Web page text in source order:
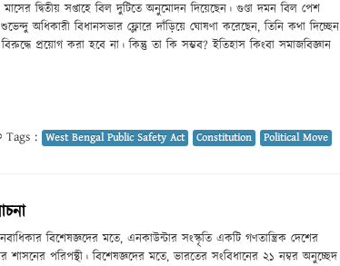
দ্বিতীয় সপ্তাহে বিল দুটিতে অনুমোদন দিয়েছেন। গুণ্ডা দমন বিল পেশ
অধিকারী বিধানসভার ফ্লোরে দাঁড়িয়ে ঘোষণা করেছেন, তিনি কথা দিচ্ছেন
প্রয়োগ করা হবে না। কিন্তু তা কি সম্ভব? ইতিহাস কিংবা সমাজবিজ্ঞান
Tags : West Bengal Public Safety Act Constitution Political Move
বিশেষজ্ঞদের মতে, এনকাউন্টার সংস্কৃতি একটি গণতান্ত্রিক দেশের
পরিপন্থী। বিশেষজ্ঞদের মতে, ভারতের সংবিধানের ২১ নম্বর অনুচ্ছেদ